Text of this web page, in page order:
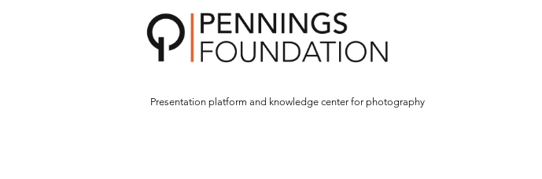
Presentation platform and knowledge center for photography